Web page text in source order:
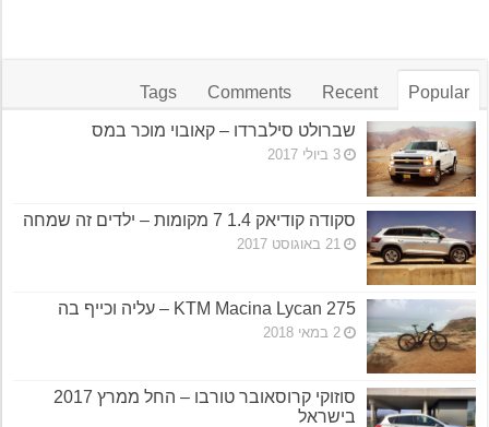
Popular
Recent
Comments
Tags
שברולט סילברדו – קאובוי מוכר במס
3 ביולי 2017
סקודה קודיאק 1.4 7 מקומות – ילדים זה שמחה
21 באוגוסט 2017
KTM Macina Lycan 275 – עליה וכייף בה
2 במאי 2018
סוזוקי קרוסאובר טורבו – החל ממרץ 2017
בישראל